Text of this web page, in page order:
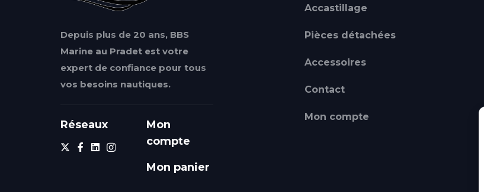
Depuis plus de 20 ans, BBS
Marine au Pradet est votre
expert de confiance pour tous
vos besoins nautiques.
Réseaux
Mon
compte
Mon panier
Accastillage
Pièces détachées
Accessoires
Contact
Mon compte